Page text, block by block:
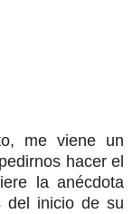
me viene un
hacer el
la anécdota
del inicio de su